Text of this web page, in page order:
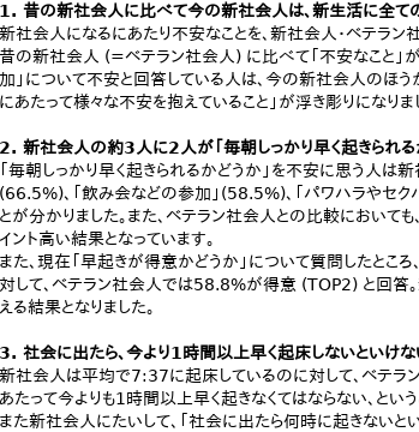
1. 昔の新社会人に比べて今の新社会人は、新生活に全て
新社会人になるにあたり不安なことを、新社会人・ベテラ
昔の新社会人 (=ベテラン社会人) に比べて「不安なこと」
加」について不安と回答している人は、今の新社会人のほ
にあたって様々な不安を抱えていること」が浮き彫りになりま
2. 新社会人の約3人に2人が「毎朝しっかり早く起きられる
「毎朝しっかり早く起きられるかどうか」を不安に思う人
(66.5%)、「飲み会などの参加」(58.5%)、「パワハラやセ
とが分かりました。また、ベテラン社会人との比較におい
イント高い結果となっています。
また、現在「早起きが得意かどうか」について質問したと
対して、ベテラン社会人では58.8%が得意 (TOP2) と回答
える結果となりました。
3. 社会に出たら、今より1時間以上早く起床しないといけな
新社会人は平均で7:37に起床しているのに対して、ベテ
あたって今よりも1時間以上早く起きなくてはならない、という
また新社会人にたいして、「社会に出たら何時に起きないと